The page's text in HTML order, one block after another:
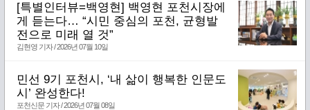
[특별인터뷰=백영현] 백영현 포천시장에
게 듣는다… “시민 중심의 포천, 균형발
전으로 미래 열 것”
김현영 기자 / 2026년 07월 10일
민선 9기 포천시, ‘내 삶이 행복한 인문도
시’ 완성한다!
포천신문 기자 / 2026년 07월 08일